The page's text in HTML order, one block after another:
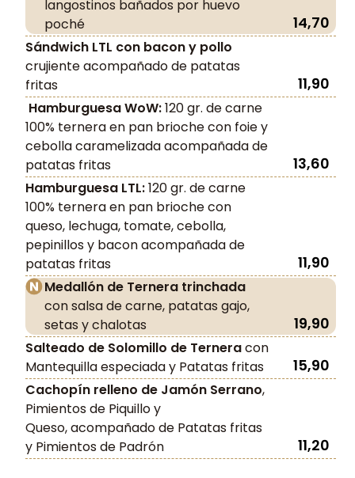
langostinos bañados por huevo
poché
14,70
Sándwich LTL con bacon y pollo
crujiente acompañado de patatas
fritas
11,90
Hamburguesa WoW:120 gr. de carne
100% ternera en pan brioche con foie y
cebolla caramelizada acompañada de
patatas fritas
13,60
Hamburguesa LTL:120 gr. de carne
100% ternera en pan brioche con
queso, lechuga, tomate, cebolla,
pepinillos y bacon acompañada de
patatas fritas
11,90
Medallón de Ternera trinchada
con salsa de carne, patatas gajo,
setas y chalotas
19,90
Salteado de Solomillo de Terneracon
Mantequilla especiada y Patatas fritas
15,90
Cachopín relleno de Jamón Serrano,
Pimientos de Piquillo y
Queso, acompañado de Patatas fritas
y Pimientos de Padrón
11,20